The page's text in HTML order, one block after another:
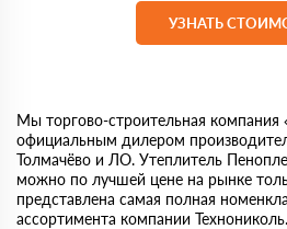
УЗНАТЬ
Мы торгово-строительная компания
официальным дилером
Толмачёво и ЛО. Утеплитель
можно по лучшей цене на рынке
представлена самая полная
ассортимента компании